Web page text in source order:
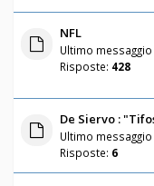
NFL
Ultimo
Risposte: 428
De Siervo :
Ultimo
Risposte: 6